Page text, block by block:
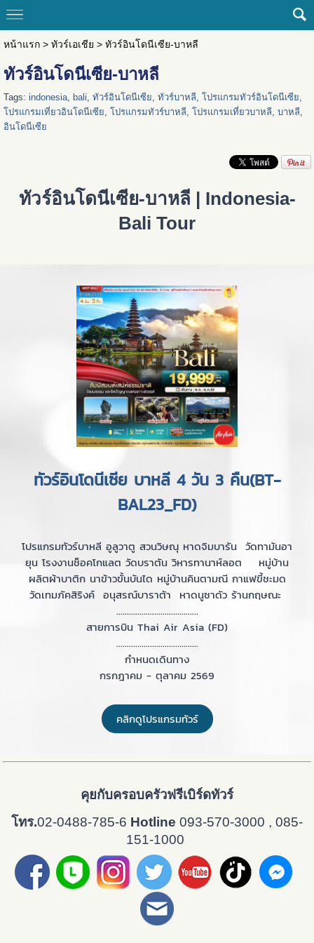
หน้าแรก> ทัวร์เอเชีย > ทัวร์อินโดนีเซีย-บาหลี
ทัวร์อินโดนีเซีย-บาหลี
Tags: indonesia, bali, ทัวร์อินโดนีเซีย, ทัวร์บาหลี, โปรแกรมทัวร์อินโดนีเซีย,
โปรแกรมเที่ยวอินโดนีเซีย, โปรแกรมทัวร์บาหลี, โปรแกรมเที่ยวบาหลี, บาหลี,
อินโดนีเซีย
ทัวร์อินโดนีเซีย-บาหลี | Indonesia-
Bali Tour
ทัวร์อินโดนีเซีย บาหลี 4 วัน 3 คืน(BT-
BAL23_FD)
โปรแกรมทัวร์บาหลี อูลูวาตู สวนวิษณุ หาดจิมบารัน วัดทามันอา
ยุน โรงงานช็อคโกแลต วัดบราตัน วิหารทานาห์ลอต หมู่บ้าน
ผลิตผ้าบาติก นาข้าวขั้นบันได หมู่บ้านคินตามณี กาแฟขี้ชะมด
วัดเทมภัคสิริงค์ อนุสรณ์บาราต้า หาดนูซาดัว ร้านกฤษณะ
.......................................
สายการบิน Thai Air Asia (FD)
.......................................
กำหนดเดินทาง
กรกฎาคม - ตุลาคม 2569
คลิกดูโปรแกรมทัวร์
คุยกับครอบครัวฟรีเบิร์ดทัวร์
โทร.02-0488-785-6 Hotline 093-570-3000 , 085-
151-1000